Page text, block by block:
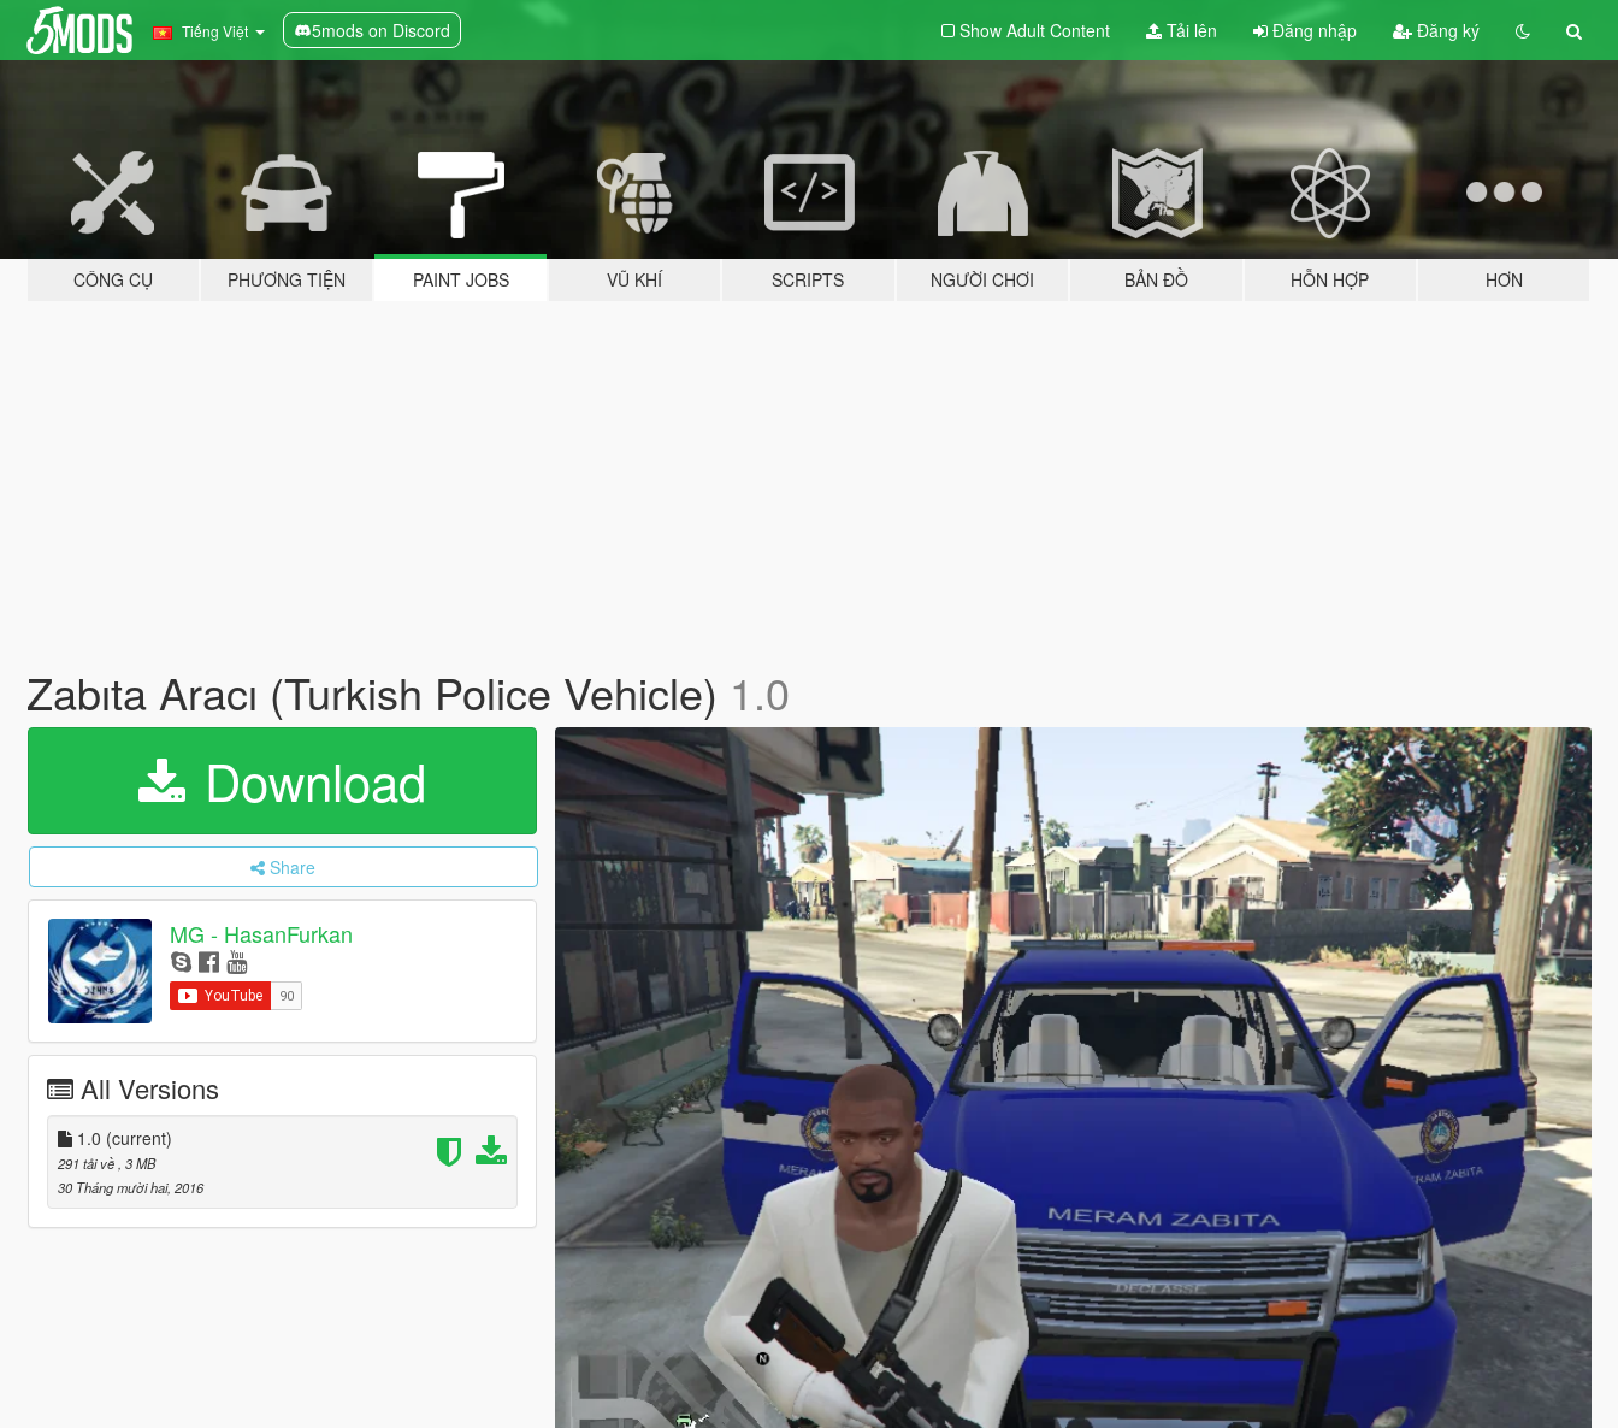
Tiếng Việt 5mods on Discord Show Adult Content Tải lên Đăng nhập Đăng ký
CÔNG CỤ PHƯƠNG TIỆN PAINT JOBS VŨ KHÍ SCRIPTS NGƯỜI CHƠI BẢN ĐỒ HỖN HỢP HƠN
Zabıta Aracı (Turkish Police Vehicle) 1.0
Download
Share
MG - HasanFurkan
All Versions
1.0 (current)
291 tải về , 3 MB
30 Tháng mười hai, 2016